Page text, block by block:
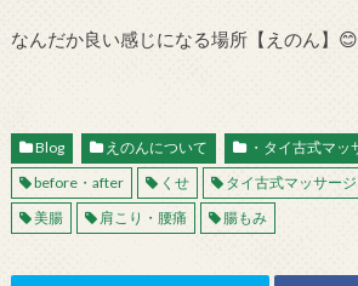
なんだか良い感じになる場所【えのん】😊
Blog えのんについて ・タイ古式マッ
before・after
くせ タイ古式マッサージ
美腸
肩こり・腰痛 腸もみ